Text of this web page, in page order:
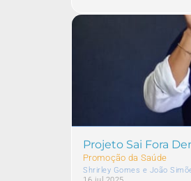
Projeto Sai Fora
Promoção da Saúde
Shrirley Gomes e João